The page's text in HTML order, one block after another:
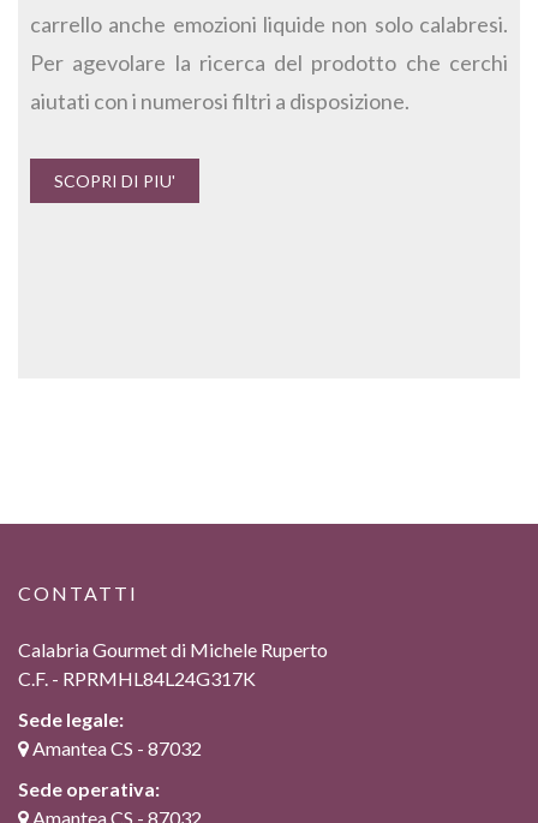
carrello anche emozioni liquide non solo calabresi.
Per agevolare la ricerca del prodotto che cerchi
aiutati con i numerosi filtri a disposizione.
SCOPRI DI PIU'
CONTATTI
Calabria Gourmet di Michele Ruperto
C.F. - RPRMHL84L24G317K
Sede legale:
Amantea CS - 87032
Sede operativa:
Amantea CS - 87032